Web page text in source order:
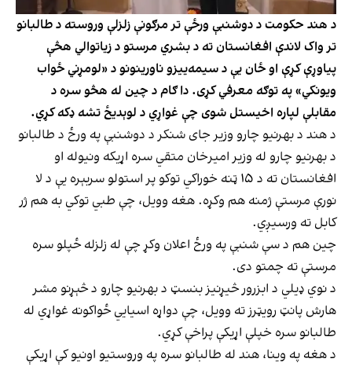
د هند حکومت د دوشنبې ورځې تر مرګونې زلزلې وروسته د طالبانو
تر واک لاندې افغانستان ته د بشري مرستو د زیاتوالي هڅې
پیاوړې کړې او ځان یې د سیمه‌ییزو ناورینونو د «لومړني ځواب
ویونکي» په توګه معرفي کړی. دا ګام د چین له هڅو سره د
مقابلې لپاره اخیستل شوی چې غواړي د لوېدیځ تشه ډکه کړي.
د هند د بهرنیو چارو وزیر جای شنکر د دوشنبې په ورځ د طالبانو
د بهرنیو چارو له وزیر امیرخان متقي سره اړیکه ونیوله او
افغانستان ته د ۱۵ ټنه خوراکي توکو پر استولو سربېره یې د لا
نورې مرستې ژمنه هم وکړه. هغه وویل، چې طبي توکي به هم ژر
کابل ته ورسیږي.
چین هم د سې شنبې په ورځ اعلان وکړ چې له زلزله ځپلو سره
مرستې ته چمتو دی.
د نوي ډیلي د ابزرور څیړنیز بنسټ د بهرنیو چارو د څېړنو مشر
هارش پانټ رویټرز ته وویل، چې دواړه اسیايي ځواکونه غواړي له
طالبانو سره خپلې اړیکې پراخې کړي.
د هغه په وینا، هند له طالبانو سره په وروستیو اونیو کې اړیکې